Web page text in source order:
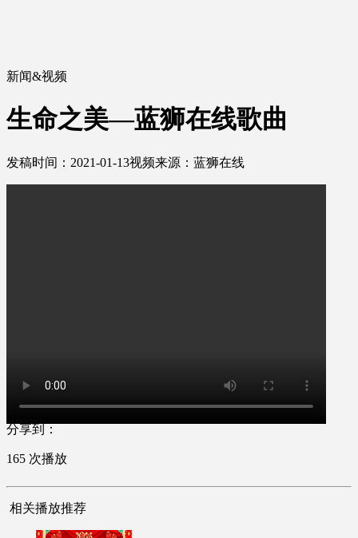
新闻&视频
生命之美—蓝狮在线歌曲
发稿时间：2021-01-13视频来源：蓝狮在线
分享到：
165 次播放
相关播放推荐